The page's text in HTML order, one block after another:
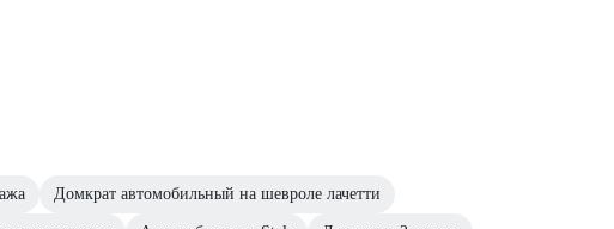
Домкрат автомобильный на шевроле лачетти